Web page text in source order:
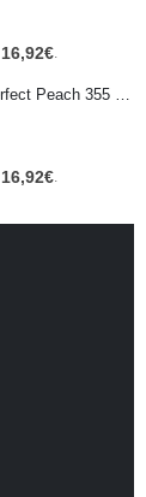
16,92€.
16,92€.